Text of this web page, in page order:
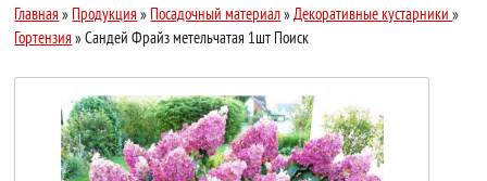
Главная » Продукция » Посадочный материал» Декоративные кустарники»
Гортензия » Сандей Фрайз метельчатая 1шт Поиск